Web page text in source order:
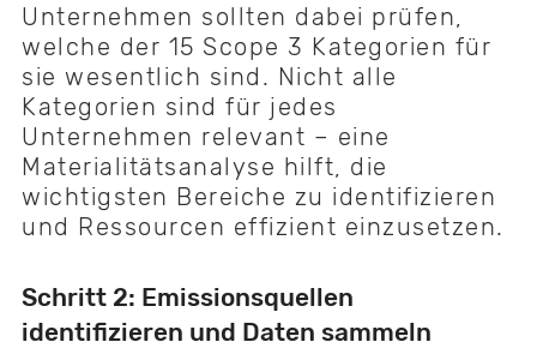
Unternehmen sollten dabei prüfen,
welche der 15 Scope 3 Kategorien für
sie wesentlich sind. Nicht alle
Kategorien sind für jedes
Unternehmen relevant – eine
Materialitätsanalyse hilft, die
wichtigsten Bereiche zu identifizieren
und Ressourcen effizient einzusetzen.
Schritt 2: Emissionsquellen
identifizieren und Daten sammeln